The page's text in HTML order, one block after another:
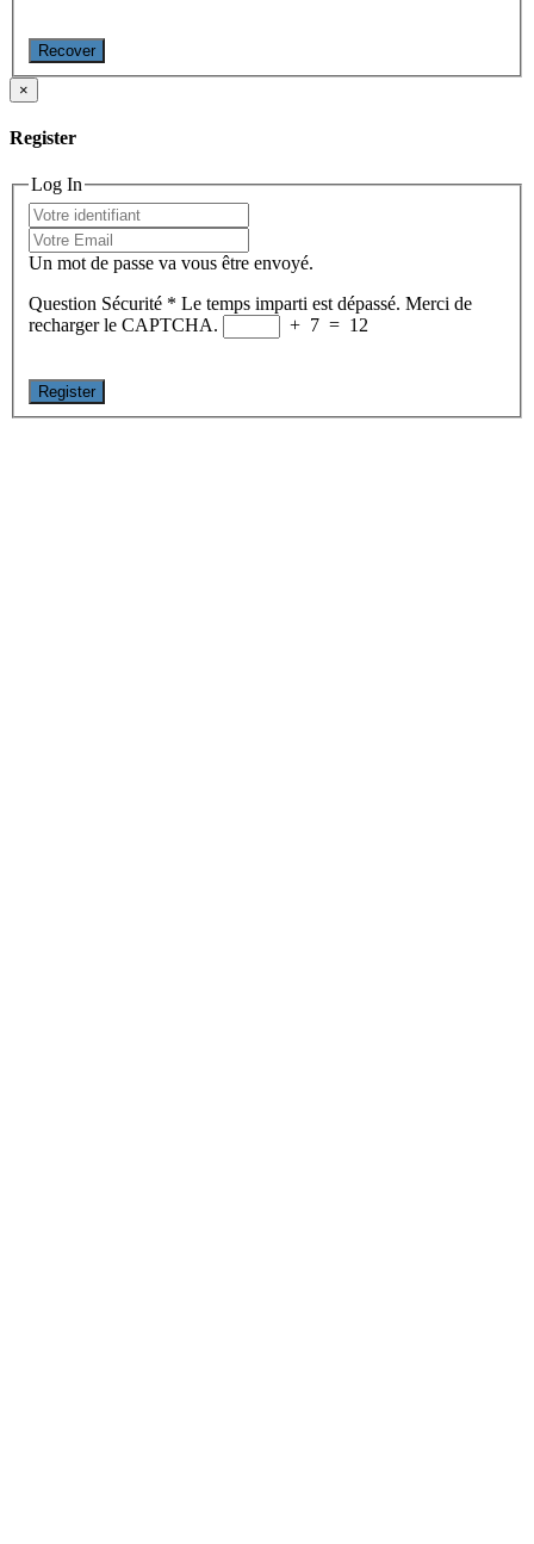
Recover
×
Register
Log In
Un mot de passe va vous être envoyé.
Question Sécurité * Le temps imparti est dépassé. Merci de
recharger le CAPTCHA.
+ 7 = 12
Register